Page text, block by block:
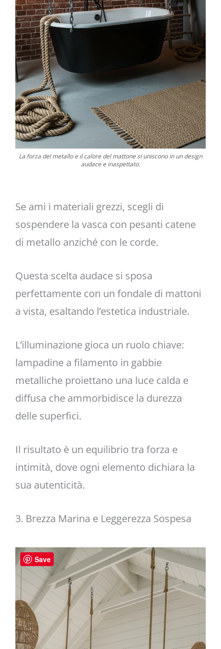
La forza del metallo e il calore del mattone si uniscono in un design
audace e inaspettato.
Se ami i materiali grezzi, scegli di
sospendere la vasca con pesanti catene
di metallo anziché con le corde.
Questa scelta audace si sposa
perfettamente con un fondale di mattoni
a vista, esaltando l’estetica industriale.
L’illuminazione gioca un ruolo chiave:
lampadine a filamento in gabbie
metalliche proiettano una luce calda e
diffusa che ammorbidisce la durezza
delle superfici.
Il risultato è un equilibrio tra forza e
intimità, dove ogni elemento dichiara la
sua autenticità.
3. Brezza Marina e Leggerezza Sospesa
Save